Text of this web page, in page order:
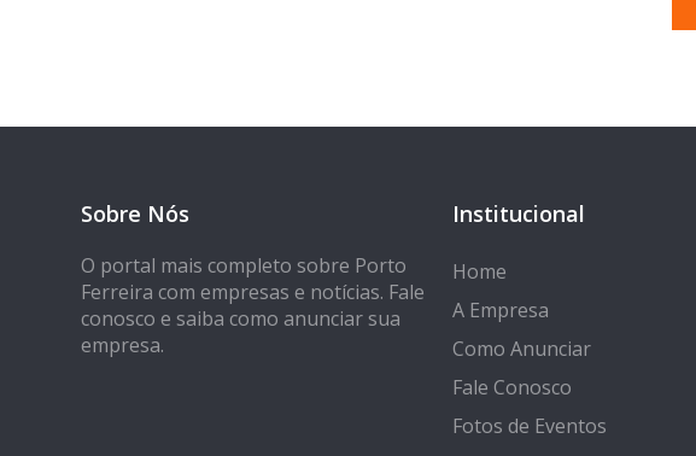
Sobre Nós
O portal mais completo sobre Porto
Ferreira com empresas e notícias. Fale
conosco e saiba como anunciar sua
empresa.
Institucional
Home
A Empresa
Como Anunciar
Fale Conosco
Fotos de Eventos